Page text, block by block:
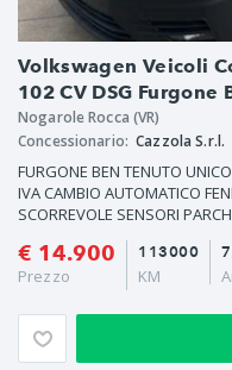
Volkswagen Veicoli
102 CV DSG Furgone
Nogarole Rocca (VR)
Concessionario: Cazzola S.r.l.
FURGONE BEN TENUTO
IVA CAMBIO AUTOMATICO
SCORREVOLE SENSORI
€ 14.900
Prezzo
113000
KM